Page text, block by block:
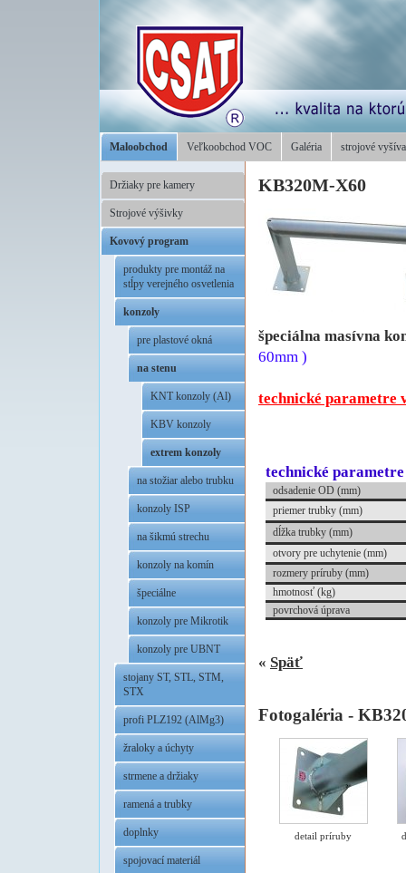
Maloobchod Veľkoobchod VOC Galéria strojové
Držiaky pre kamery
Strojové výšivky
Kovový program
produkty pre montáž na
stĺpy verejného osvetlenia
konzoly
pre plastové okná
na stenu
KNT konzoly (Al)
KBV konzoly
extrem konzoly
na stožiar alebo trubku
konzoly ISP
na šikmú strechu
konzoly na komín
špeciálne
konzoly pre Mikrotik
konzoly pre UBNT
stojany ST, STL, STM,
STX
profi PLZ192 (AlMg3)
žraloky a úchyty
strmene a držiaky
ramená a trubky
doplnky
spojovací materiál
KB320M-X60
špeciálna masívna
60mm )
technické parametre
technické parametre
odsadenie OD (mm)
priemer trubky (mm)
dĺžka trubky (mm)
otvory pre uchytenie (mm)
rozmery príruby (mm)
hmotnosť (kg)
povrchová úprava
« Späť
Fotogaléria -
detail príruby